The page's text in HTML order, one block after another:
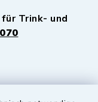
Trink- und